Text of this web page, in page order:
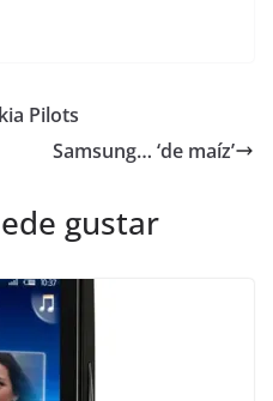
Pilots
Samsung… ‘de maíz’
gustar